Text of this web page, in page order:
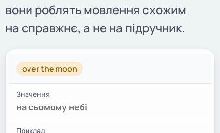
вони роблять мовлення схожим
на справжнє, а не на підручник.
over the moon
на сьомому небі